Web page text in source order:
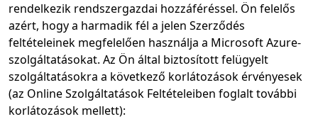
rendelkezik rendszergazdai hozzáféréssel. Ön felelős
azért, hogy a harmadik fél a jelen Szerződés
feltételeinek megfelelően használja a Microsoft Azure-
szolgáltatásokat. Az Ön által biztosított felügyelt
szolgáltatásokra a következő korlátozások érvényesek
(az Online Szolgáltatások Feltételeiben foglalt további
korlátozások mellett):